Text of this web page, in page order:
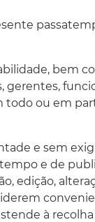
bem
gerentes,
todo ou em
e sem
e de
edição,
à